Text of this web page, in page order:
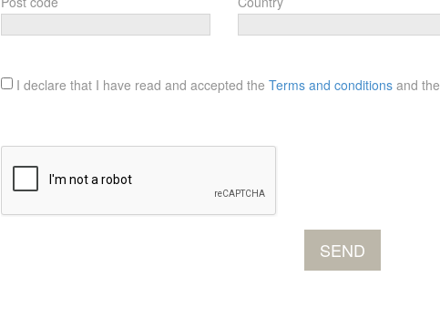
I declare that I have read and accepted the Terms and conditions and the